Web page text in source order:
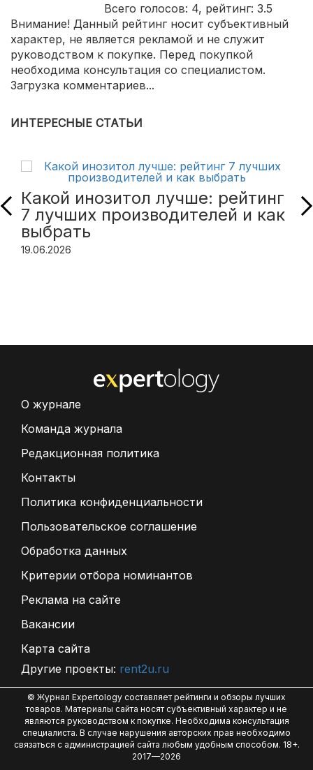
Всего голосов: 4, рейтинг: 3.5
Внимание! Данный рейтинг носит субъективный
характер, не является рекламой и не служит
руководством к покупке. Перед покупкой
необходима консультация со специалистом.
Загрузка комментариев...
ИНТЕРЕСНЫЕ СТАТЬИ
Какой инозитол лучше: рейтинг
7 лучших производителей и как
выбрать
19.06.2026
О журнале
Команда журнала
Редакционная политика
Контакты
Политика конфиденциальности
Пользовательское соглашение
Обработка данных
Критерии отбора номинантов
Реклама на сайте
Вакансии
Карта сайта
Другие проекты: rent2u.ru
© Журнал Expertology составляет рейтинги и обзоры лучших
товаров. Материалы сайта носят субъективный характер и не
являются руководством к покупке. Необходима консультация
специалиста. В случае нарушения авторских прав необходимо
связаться с администрацией сайта любым удобным способом. 18+.
2017—2026